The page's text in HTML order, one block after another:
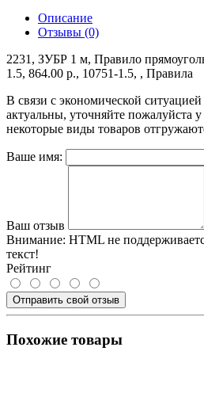
Описание
Отзывы (0)
2231, ЗУБР 1 м, Правило
1.5, 864.00 р., 10751-1.5, , Правила
В связи с экономической
актуальны, уточняйте пожалуйста
некоторые виды товаров
Ваше имя:
Ваш отзыв
Внимание: HTML не
текст!
Рейтинг
Отправить свой отзыв
Похожие товары